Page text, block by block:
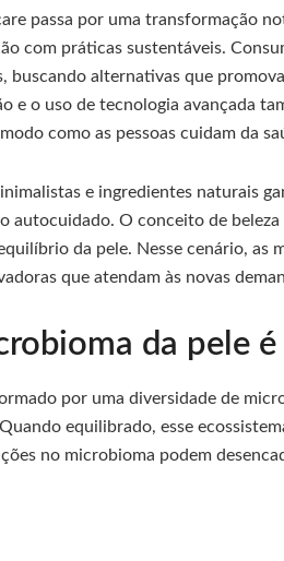
passa por uma transformação
com práticas sustentáveis.
buscando alternativas que
e o uso de tecnologia avançada
como as pessoas cuidam da
e ingredientes naturais
autocuidado. O conceito de
da pele. Nesse cenário, as
que atendam às novas
da pele
por uma diversidade de
equilibrado, esse
no microbioma podem